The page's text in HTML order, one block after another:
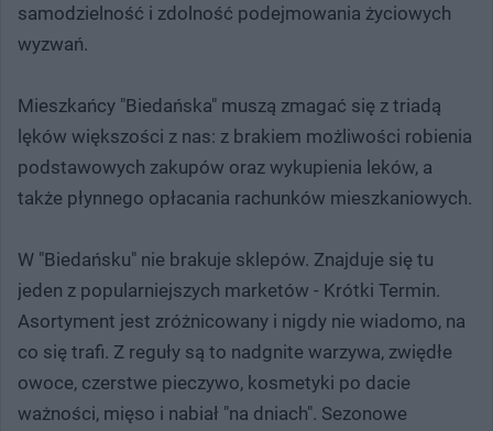
samodzielność i zdolność podejmowania życiowych
wyzwań.
Mieszkańcy "Biedańska" muszą zmagać się z triadą
lęków większości z nas: z brakiem możliwości robienia
podstawowych zakupów oraz wykupienia leków, a
także płynnego opłacania rachunków mieszkaniowych.
W "Biedańsku" nie brakuje sklepów. Znajduje się tu
jeden z popularniejszych marketów - Krótki Termin.
Asortyment jest zróżnicowany i nigdy nie wiadomo, na
co się trafi. Z reguły są to nadgnite warzywa, zwiędłe
owoce, czerstwe pieczywo, kosmetyki po dacie
ważności, mięso i nabiał "na dniach". Sezonowe